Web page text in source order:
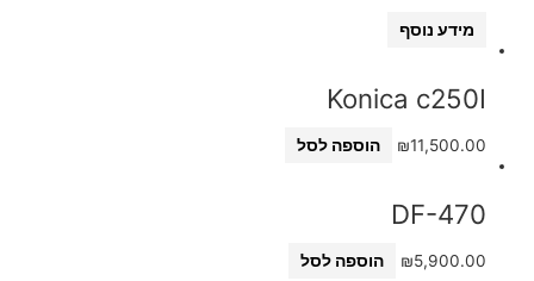
מידע נוסף
Konica c250I
₪11,500.00 הוספה לסל
DF-470
₪5,900.00 הוספה לסל